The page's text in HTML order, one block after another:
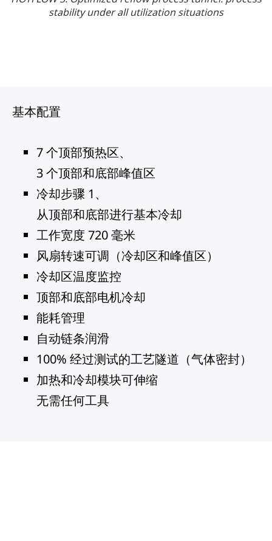
stability under all utilization situations
基本配置
7 个顶部预热区、
3 个顶部和底部峰值区
冷却步骤 1、
从顶部和底部进行基本冷却
工作宽度 720 毫米
风扇转速可调（冷却区和峰值区）
冷却区温度监控
顶部和底部电机冷却
能耗管理
自动链条润滑
100% 经过测试的工艺隧道（气体密封）
加热和冷却模块可伸缩
无需任何工具